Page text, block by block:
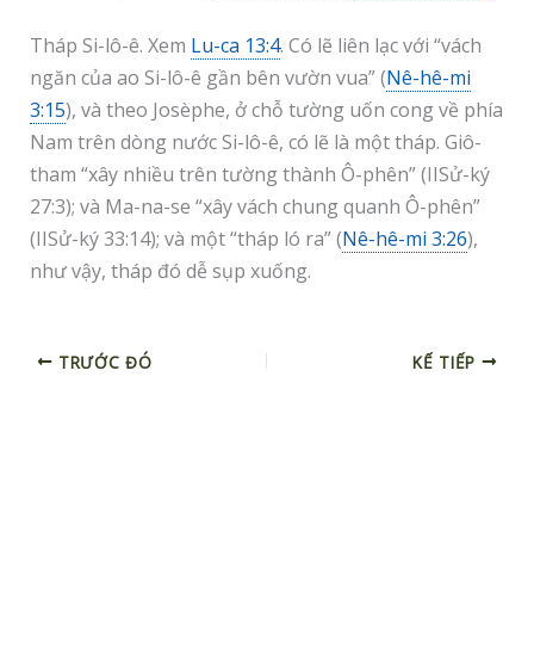
Tháp Si-lô-ê. Xem Lu-ca 13:4. Có lẽ liên lạc với “vách
ngăn của ao Si-lô-ê gần bên vườn vua” (Nê-hê-mi
3:15), và theo Josèphe, ở chỗ tường uốn cong về phía
Nam trên dòng nước Si-lô-ê, có lẽ là một tháp. Giô-
tham “xây nhiều trên tường thành Ô-phên” (IISử-ký
27:3); và Ma-na-se “xây vách chung quanh Ô-phên”
(IISử-ký 33:14); và một “tháp ló ra” (Nê-hê-mi 3:26),
như vậy, tháp đó dễ sụp xuống.
TRƯỚC ĐÓ KẾ TIẾP